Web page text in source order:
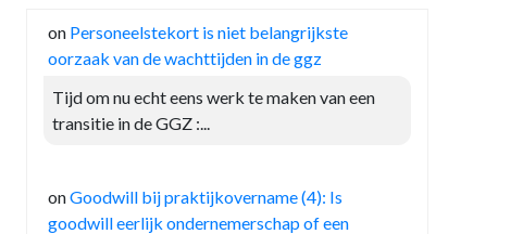
on Personeelstekort is niet belangrijkste
oorzaak van de wachttijden in de ggz
Tijd om nu echt eens werk te maken van een
transitie in de GGZ :...
onGoodwill bij praktijkovername (4): Is
goodwill eerlijk ondernemerschap of een